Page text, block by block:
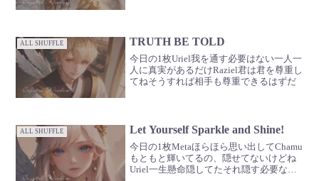
ALL SHUFFLE TRUTH BE TOLD
今日の1枚Uriel我を通す必要はない一人一
人に真実があるだけRaziel君は君を尊重し
てねそうすれば相手も尊重できるはずだ
ALL SHUFFLE Let Yourself Sparkle and Shine!
今日の1枚Metaほらほら思い出してChamu
もともと輝いてるの、隠せてないけどね
Uriel一生懸命隠してたそれ隠す必要ない